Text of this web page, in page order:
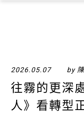
2026.05.07 by
往霧的更深
人》看轉型